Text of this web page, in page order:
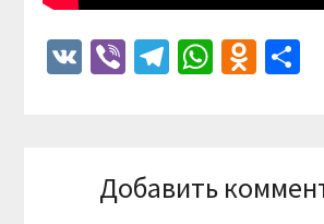
VKViberTelegram
Добавить